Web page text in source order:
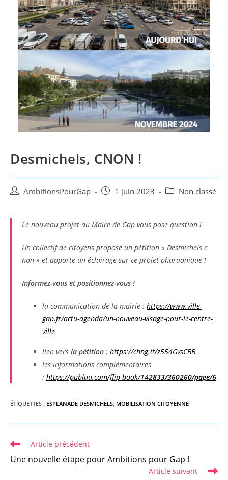
Desmichels, CNON !
Auteur/autrice
publication :
AmbitionsPourGap
Publication
1 juin 2023
Post Non classé
Le nouveau projet du Maire de Gap vous pose question !
Un collectif de citoyens propose un pétition « Desmichels c
non » et apporte un éclairage sur ce projet pharaonique !
Informez-vous et positionnez-vous !
la communication de la mairie : https://www.ville-
gap.fr/actu-agenda/un-nouveau-visage-pour-le-centre-
ville
lien vers la pétition : https://chng.it/z554GvsCBB
les informations complémentaires
: https://publuu.com/flip-book/142833/360260/page/6
ÉTIQUETTES : ESPLANADE DESMICHELS, MOBILISATION CITOYENNE
Read
articles
Article précédent
Une nouvelle étape pour Ambitions pour Gap !
Article suivant